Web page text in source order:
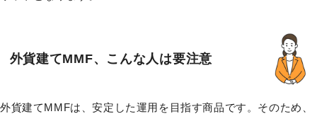
外貨建てMMF、こんな人は要注意
外貨建てMMFは、安定した運用を目指す商品です。そのため、